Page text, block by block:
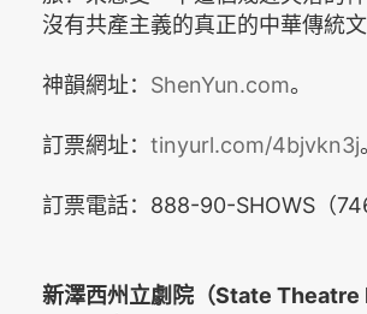
沒有共產主義的真正的中華傳統文
神韻網址： ShenYun.com。
訂票網址： tinyurl.com/4bjvkn3j
訂票電話：888-90-SHOWS（
新澤西州立劇院（State Theatre